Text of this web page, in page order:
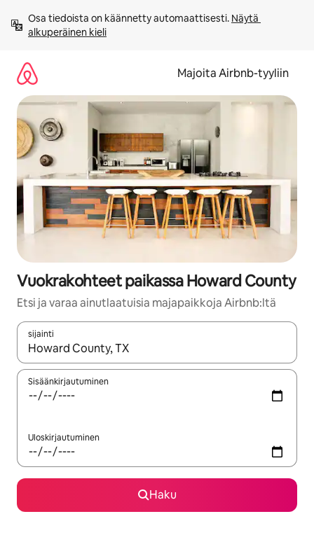
sisältö
väliin
Osa tiedoista on käännetty automaattisesti. Näytä
alkuperäinen kieli
Majoita Airbnb-tyyliin
Vuokrakohteet paikassa Howard County
Etsi ja varaa ainutlaatuisia majapaikkoja Airbnb:ltä
sijainti
Kun tulokset ovat saatavilla, navigoi ylös- ja alas-
Sisäänkirjautuminen
Uloskirjautuminen
Haku